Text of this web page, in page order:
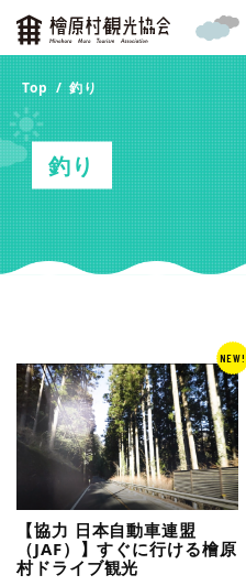
Top 釣り
釣り
NEW!
【協力 日本自動車連盟
（JAF）】すぐに行ける檜原
村ドライブ観光